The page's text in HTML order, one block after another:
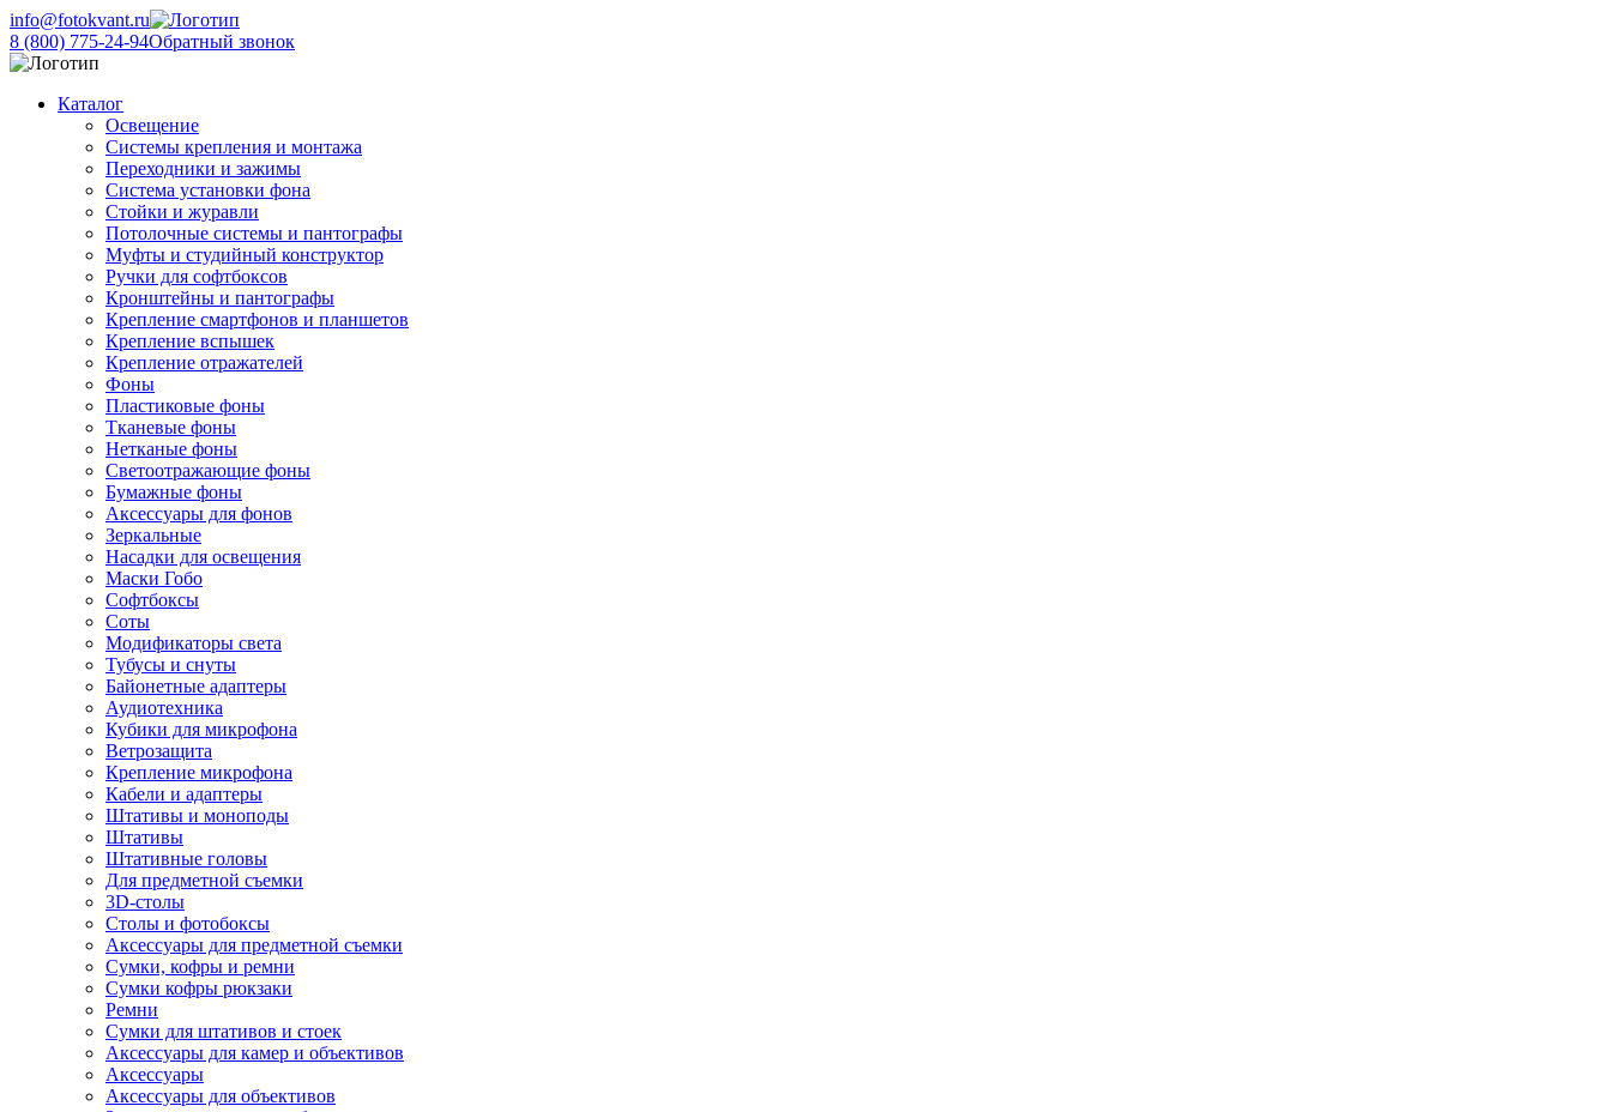
info@fotokvant.ru
8 (800) 775-24-94Обратный звонок
Каталог
Освещение
Системы крепления и монтажа
Переходники и зажимы
Система установки фона
Стойки и журавли
Потолочные системы и пантографы
Муфты и студийный конструктор
Ручки для софтбоксов
Кронштейны и пантографы
Крепление смартфонов и планшетов
Крепление вспышек
Крепление отражателей
Фоны
Пластиковые фоны
Тканевые фоны
Нетканые фоны
Светоотражающие фоны
Бумажные фоны
Аксессуары для фонов
Зеркальные
Насадки для освещения
Маски Гобо
Софтбоксы
Соты
Модификаторы света
Тубусы и снуты
Байонетные адаптеры
Аудиотехника
Кубики для микрофона
Ветрозащита
Крепление микрофона
Кабели и адаптеры
Штативы и моноподы
Штативы
Штативные головы
Для предметной съемки
3D-столы
Столы и фотобоксы
Аксессуары для предметной съемки
Сумки, кофры и ремни
Сумки кофры рюкзаки
Ремни
Сумки для штативов и стоек
Аксессуары для камер и объективов
Аксессуары
Аксессуары для объективов